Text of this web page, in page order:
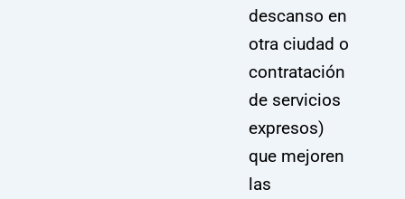
descanso en
otra ciudad o
contratación
de servicios
expresos)
que mejoren
las